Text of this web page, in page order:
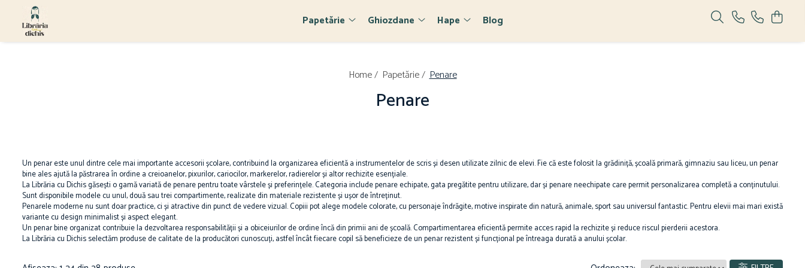
Papetărie
Birotică și organizare birou
Agrafe de birou
Benzi adezive
Capsatoare
Perforatoare
Suporturi și organizatoare de birou
Ghiozdane
Ghiozdane Gimnaziu și Liceu
Hape
Papetărie Ghiozdane Hape Blog
Home / Papetărie / Penare
Penare
Un penar este unul dintre cele mai importante accesorii școlare, contribuind la organizarea eficientă a instrumentelor de scris și desen utilizate zilnic de elevi. Fie că este folosit la grădiniță, școală primară, gimnaziu sau liceu, un penar
bine ales ajută la păstrarea în ordine a creioanelor, pixurilor, cariocilor, markerelor, radierelor și altor rechizite esențiale.
La Librăria cu Dichis găsești o gamă variată de penare pentru toate vârstele și preferințele. Categoria include penare echipate, gata pregătite pentru utilizare, dar și penare neechipate care permit personalizarea completă a conținutului.
Sunt disponibile modele cu unul, două sau trei compartimente, realizate din materiale rezistente și ușor de întreținut.
Penarele moderne nu sunt doar practice, ci și atractive din punct de vedere vizual. Copiii pot alege modele colorate, cu personaje îndrăgite, motive inspirate din natură, animale, sport sau universul fantastic. Pentru elevii mai mari există
variante cu design minimalist și aspect elegant.
Un penar bine organizat contribuie la dezvoltarea responsabilității și a obiceiurilor de ordine încă din primii ani de școală. Compartimentarea eficientă permite acces rapid la rechizite și reduce riscul pierderii acestora.
La Librăria cu Dichis selectăm produse de calitate de la producători cunoscuți, astfel încât fiecare copil să beneficieze de un penar rezistent și funcțional pe întreaga durată a anului școlar.